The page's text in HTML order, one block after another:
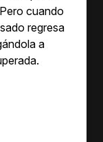
cuando
regresa
a